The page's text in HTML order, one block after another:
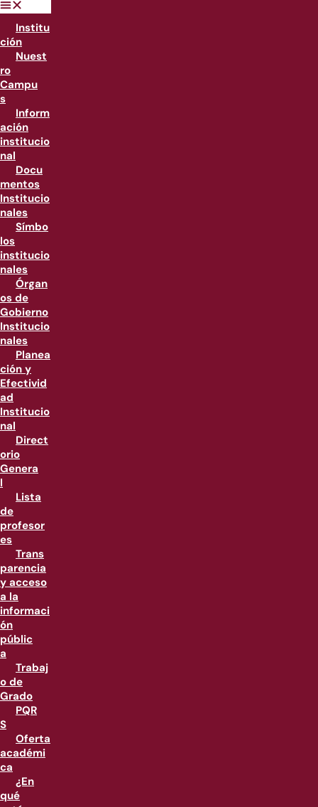
Institu
ción
Nuest
ro
Campu
s
Inform
ación
institucio
nal
Docu
mentos
Institucio
nales
Símbo
los
institucio
nales
Órgan
os de
Gobierno
Institucio
nales
Planea
ción y
Efectivid
ad
Institucio
nal
Direct
orio
Genera
l
Lista
de
profesor
es
Trans
parencia
y acceso
a la
informaci
ón
públic
a
Trabaj
o de
Grado
PQR
S
Oferta
académi
ca
¿En
qué